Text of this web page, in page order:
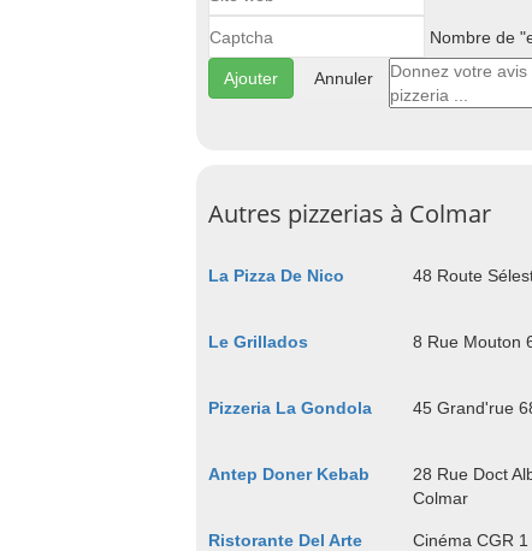
Nombre de
Annuler
Autres pizzerias à Colmar
La Pizza De Nico
48 Route
Le Grillados
8 Rue Mouton
Pizzeria La Gondola
45 Grand'rue
Antep Doner Kebab
28 Rue Doct
Colmar
Ristorante Del Arte
Cinéma CGR